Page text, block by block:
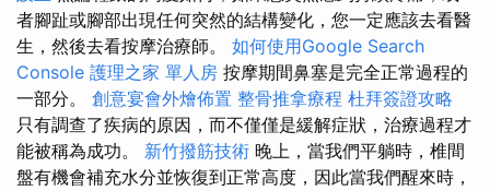
者腳趾或腳部出現任何突然的結構變化，您一定應該去看醫
生，然後去看按摩治療師。 如何使用Google Search
Console 護理之家 單人房 按摩期間鼻塞是完全正常過程的
一部分。 創意宴會外燴佈置 整骨推拿療程 杜拜簽證攻略
只有調查了疾病的原因，而不僅僅是緩解症狀，治療過程才
能被稱為成功。 新竹撥筋技術 晚上，當我們平躺時，椎間
盤有機會補充水分並恢復到正常高度，因此當我們醒來時，